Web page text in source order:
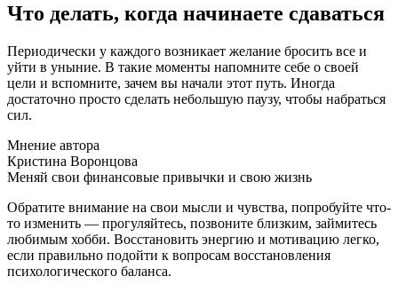
Что делать, когда начинаете сдаваться
Периодически у каждого возникает желание бросить все и
уйти в уныние. В такие моменты напомните себе о своей
цели и вспомните, зачем вы начали этот путь. Иногда
достаточно просто сделать небольшую паузу, чтобы набраться
сил.
Мнение автора
Кристина Воронцова
Меняй свои финансовые привычки и свою жизнь
Обратите внимание на свои мысли и чувства, попробуйте что-
то изменить — прогуляйтесь, позвоните близким, займитесь
любимым хобби. Восстановить энергию и мотивацию легко,
если правильно подойти к вопросам восстановления
психологического баланса.